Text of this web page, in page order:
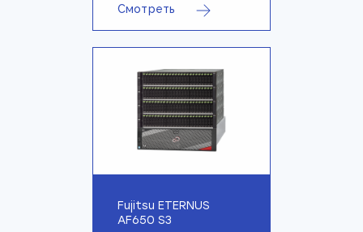
Смотреть
Fujitsu ETERNUS
AF650 S3